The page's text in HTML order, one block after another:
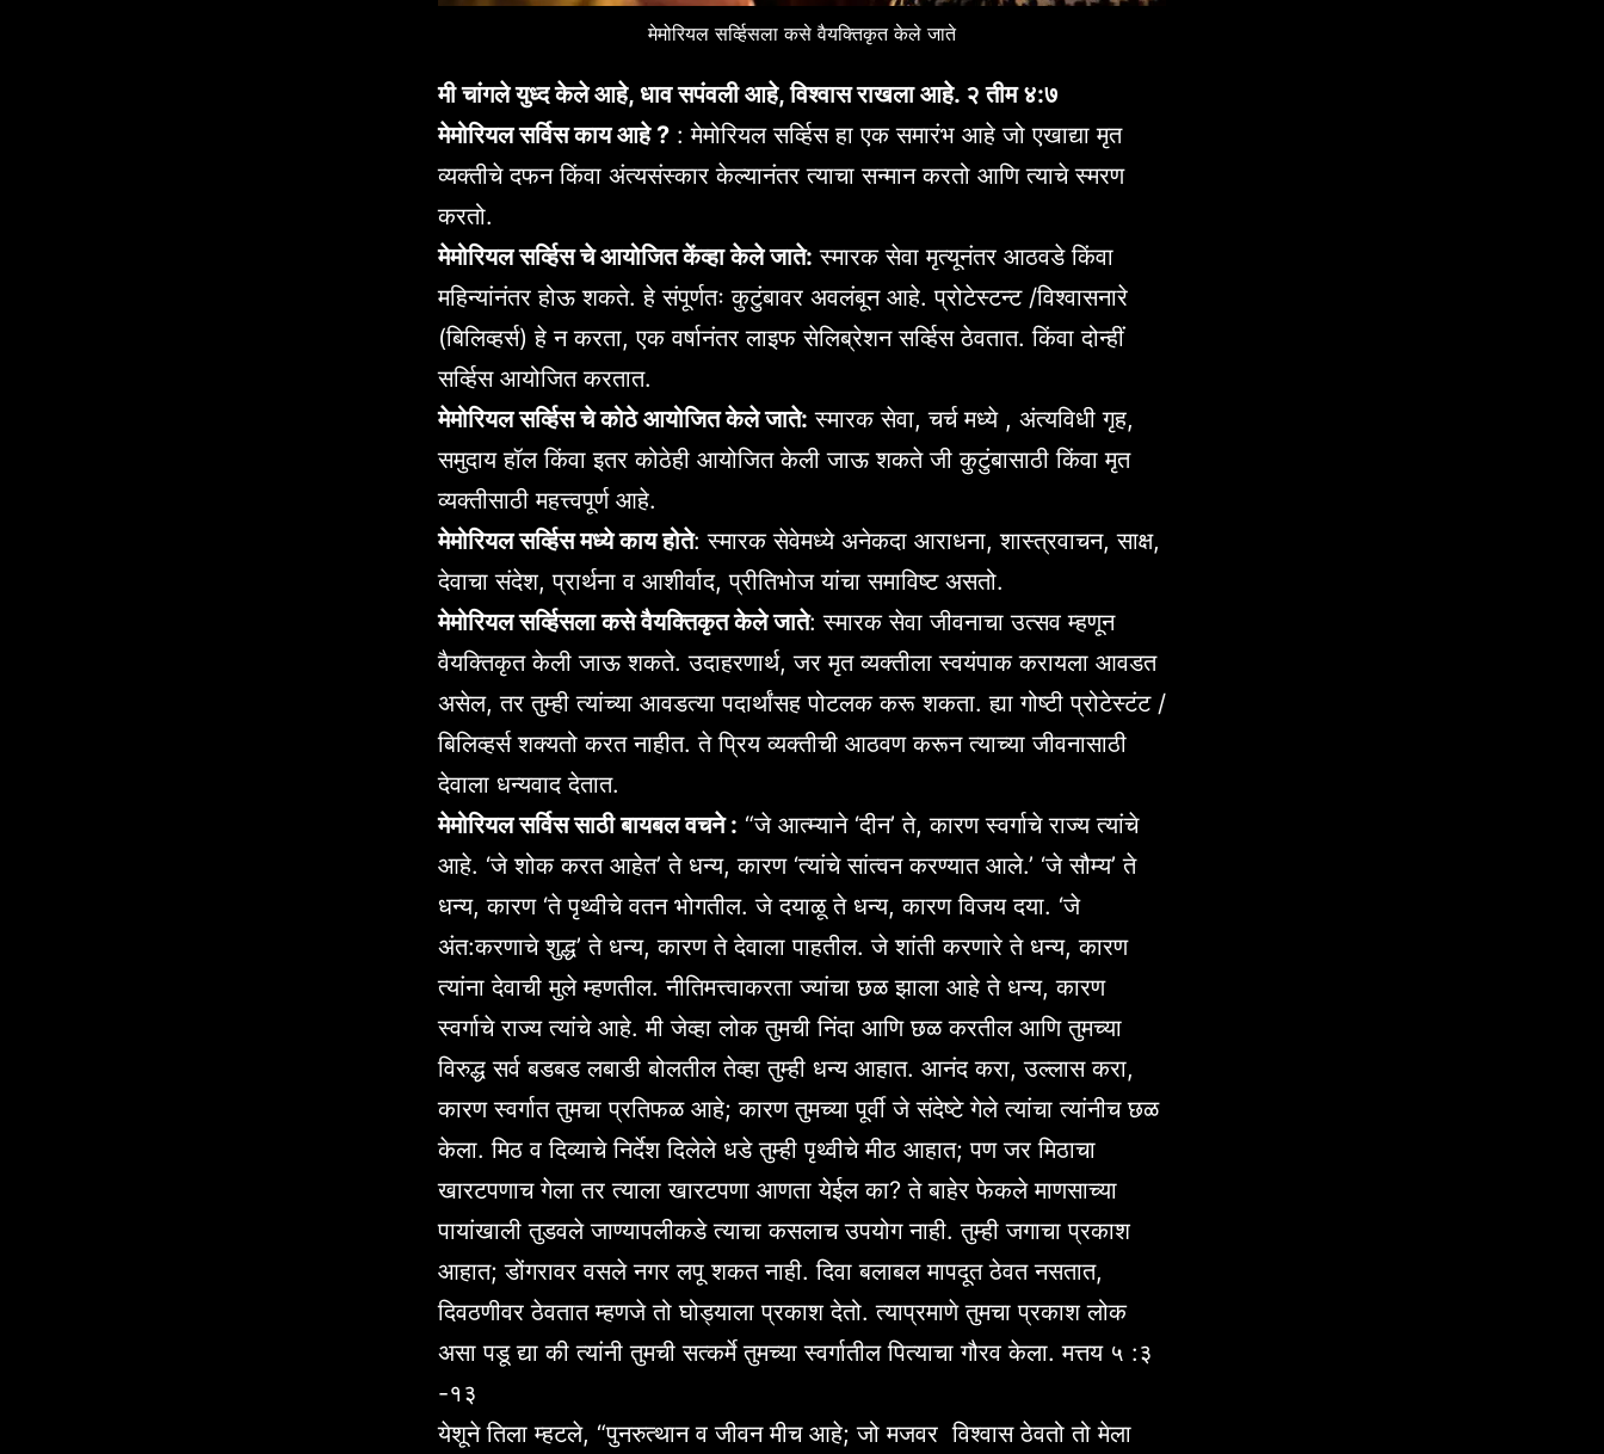
मेमोरियल सर्व्हिसला कसे वैयक्तिकृत केले जाते
मी चांगले युध्द केले आहे, धाव सपंवली आहे, विश्वास राखला आहे. २ तीम ४:७
मेमोरियल सर्विस काय आहे ? : मेमोरियल सर्व्हिस हा एक समारंभ आहे जो एखाद्या मृत
व्यक्तीचे दफन किंवा अंत्यसंस्कार केल्यानंतर त्याचा सन्मान करतो आणि त्याचे स्मरण
करतो.
मेमोरियल सर्व्हिस चे आयोजित केंव्हा केले जाते: स्मारक सेवा मृत्यूनंतर आठवडे किंवा
महिन्यांनंतर होऊ शकते. हे संपूर्णतः कुटुंबावर अवलंबून आहे. प्रोटेस्टन्ट /विश्वासनारे
(बिलिव्हर्स) हे न करता, एक वर्षानंतर लाइफ सेलिब्रेशन सर्व्हिस ठेवतात. किंवा दोन्हीं
सर्व्हिस आयोजित करतात.
मेमोरियल सर्व्हिस चे कोठे आयोजित केले जाते: स्मारक सेवा, चर्च मध्ये , अंत्यविधी गृह,
समुदाय हॉल किंवा इतर कोठेही आयोजित केली जाऊ शकते जी कुटुंबासाठी किंवा मृत
व्यक्तीसाठी महत्त्वपूर्ण आहे.
मेमोरियल सर्व्हिस मध्ये काय होते: स्मारक सेवेमध्ये अनेकदा आराधना, शास्त्रवाचन, साक्ष,
देवाचा संदेश, प्रार्थना व आशीर्वाद, प्रीतिभोज यांचा समाविष्ट असतो.
मेमोरियल सर्व्हिसला कसे वैयक्तिकृत केले जाते: स्मारक सेवा जीवनाचा उत्सव म्हणून
वैयक्तिकृत केली जाऊ शकते. उदाहरणार्थ, जर मृत व्यक्तीला स्वयंपाक करायला आवडत
असेल, तर तुम्ही त्यांच्या आवडत्या पदार्थांसह पोटलक करू शकता. ह्या गोष्टी प्रोटेस्टंट /
बिलिव्हर्स शक्यतो करत नाहीत. ते प्रिय व्यक्तीची आठवण करून त्याच्या जीवनासाठी
देवाला धन्यवाद देतात.
मेमोरियल सर्विस साठी बायबल वचने : “जे आत्म्याने ‘दीन’ ते, कारण स्वर्गाचे राज्य त्यांचे
आहे. ‘जे शोक करत आहेत’ ते धन्य, कारण ‘त्यांचे सांत्वन करण्यात आले.’ ‘जे सौम्य’ ते
धन्य, कारण ‘ते पृथ्वीचे वतन भोगतील. जे दयाळू ते धन्य, कारण विजय दया. ‘जे
अंत:करणाचे शुद्ध’ ते धन्य, कारण ते देवाला पाहतील. जे शांती करणारे ते धन्य, कारण
त्यांना देवाची मुले म्हणतील. नीतिमत्त्वाकरता ज्यांचा छळ झाला आहे ते धन्य, कारण
स्वर्गाचे राज्य त्यांचे आहे. मी जेव्हा लोक तुमची निंदा आणि छळ करतील आणि तुमच्या
विरुद्ध सर्व बडबड लबाडी बोलतील तेव्हा तुम्ही धन्य आहात. आनंद करा, उल्लास करा,
कारण स्वर्गात तुमचा प्रतिफळ आहे; कारण तुमच्या पूर्वी जे संदेष्टे गेले त्यांचा त्यांनीच छळ
केला. मिठ व दिव्याचे निर्देश दिलेले धडे तुम्ही पृथ्वीचे मीठ आहात; पण जर मिठाचा
खारटपणाच गेला तर त्याला खारटपणा आणता येईल का? ते बाहेर फेकले माणसाच्या
पायांखाली तुडवले जाण्यापलीकडे त्याचा कसलाच उपयोग नाही. तुम्ही जगाचा प्रकाश
आहात; डोंगरावर वसले नगर लपू शकत नाही. दिवा बलाबल मापदूत ठेवत नसतात,
दिवठणीवर ठेवतात म्हणजे तो घोड्याला प्रकाश देतो. त्याप्रमाणे तुमचा प्रकाश लोक
असा पडू द्या की त्यांनी तुमची सत्कर्मे तुमच्या स्वर्गातील पित्याचा गौरव केला. मत्तय ५ :३
-१३
येशूने तिला म्हटले, “पुनरुत्थान व जीवन मीच आहे; जो मजवर विश्वास ठेवतो तो मेला